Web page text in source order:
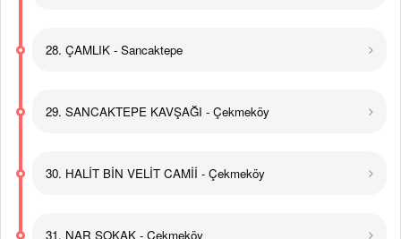
28. ÇAMLIK - Sancaktepe
29. SANCAKTEPE KAVŞAĞI - Çekmeköy
30. HALİT BİN VELİT CAMİİ - Çekmeköy
31. NAR SOKAK - Çekmeköy